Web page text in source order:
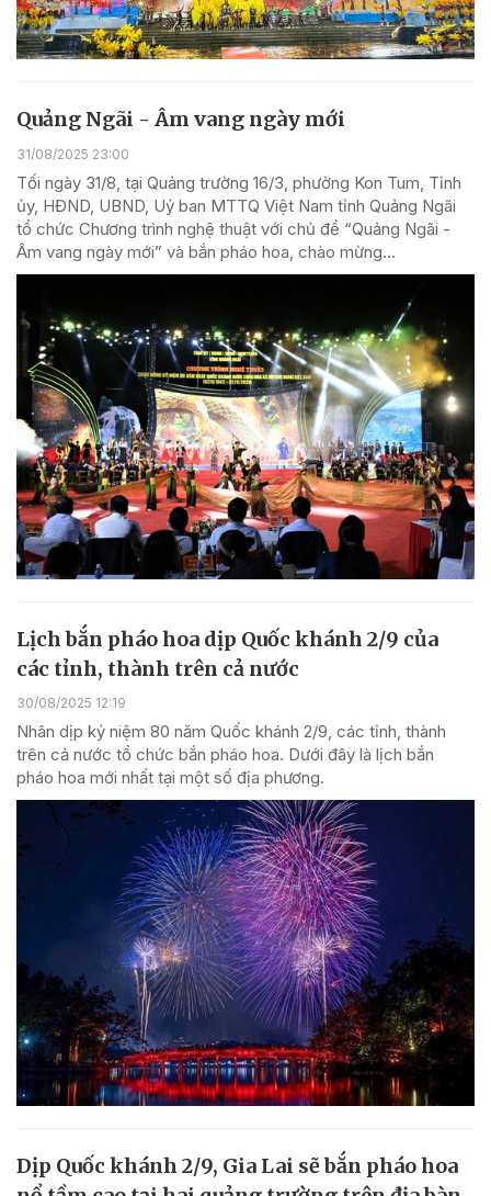
Quảng Ngãi - Âm vang ngày mới
31/08/2025 23:00
Tối ngày 31/8, tại Quảng trường 16/3, phường Kon Tum, Tỉnh
ủy, HĐND, UBND, Uỷ ban MTTQ Việt Nam tỉnh Quảng Ngãi
tổ chức Chương trình nghệ thuật với chủ đề “Quảng Ngãi -
Âm vang ngày mới” và bắn pháo hoa, chào mừng...
Lịch bắn pháo hoa dịp Quốc khánh 2/9 của
các tỉnh, thành trên cả nước
30/08/2025 12:19
Nhân dịp kỷ niệm 80 năm Quốc khánh 2/9, các tỉnh, thành
trên cả nước tổ chức bắn pháo hoa. Dưới đây là lịch bắn
pháo hoa mới nhất tại một số địa phương.
Dịp Quốc khánh 2/9, Gia Lai sẽ bắn pháo hoa